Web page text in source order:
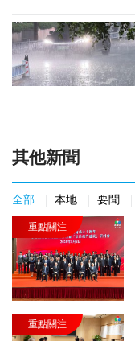
其他新聞
全部 本地 要聞